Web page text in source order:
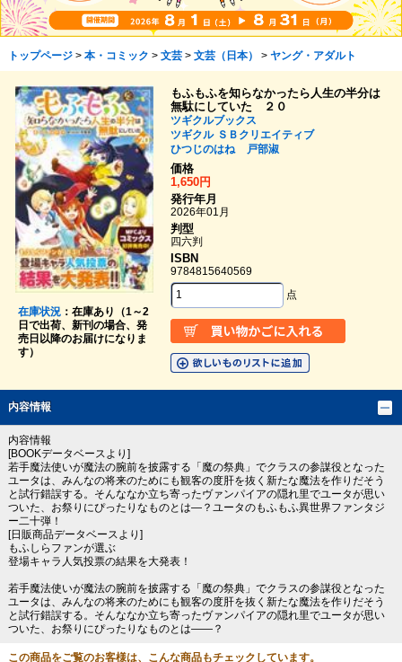
トップページ> 本・コミック > 文芸> 文芸（日本） > ヤング・アダルト
在庫状況：在庫あり（1～2
日で出荷、新刊の場合、発
売日以降のお届けになりま
す）
もふもふを知らなかったら人生の半分は
無駄にしていた ２０
ツギクルブックス
ツギクル ＳＢクリエイティブ
ひつじのはね
戸部淑
価格
1,650円
発行年月
2026年01月
判型
四六判
ISBN
9784815640569
点
内容情報
内容情報
[BOOKデータベースより]
若手魔法使いが魔法の腕前を披露する「魔の祭典」でクラスの参謀役となった
ユータは、みんなの将来のためにも観客の度肝を抜く新たな魔法を作りだそう
と試行錯誤する。そんななか立ち寄ったヴァンパイアの隠れ里でユータが思い
ついた、お祭りにぴったりなものとは―？ユータのもふもふ異世界ファンタジ
ー二十弾！
[日販商品データベースより]
もふしらファンが選ぶ
登場キャラ人気投票の結果を大発表！
若手魔法使いが魔法の腕前を披露する「魔の祭典」でクラスの参謀役となった
ユータは、みんなの将来のためにも観客の度肝を抜く新たな魔法を作りだそう
と試行錯誤する。そんななか立ち寄ったヴァンパイアの隠れ里でユータが思い
ついた、お祭りにぴったりなものとは――？
この商品をご覧のお客様は、こんな商品もチェックしています。